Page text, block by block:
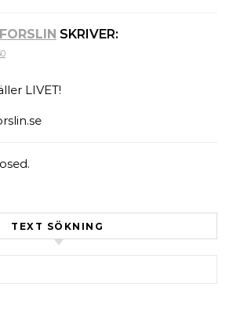
SKRIVER:
LIVET!
TEXT SÖKNING